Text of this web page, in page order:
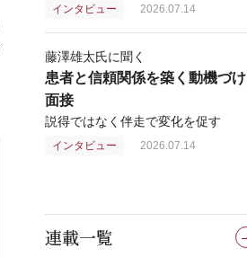
インタビュー 2026.07.14
藤澤雄太氏に聞く
患者と信頼関係を築く動機づけ
面接
説得ではなく伴走で変化を促す
インタビュー 2026.07.14
連載一覧